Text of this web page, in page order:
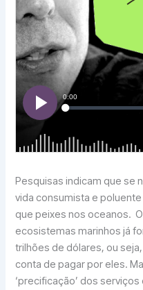
Pesquisas indicam que se
vida consumista e
que peixes nos oceanos.
ecosistemas marinhos já
trilhões de dólares, ou
conta de pagar por eles.
‘precificação’ dos